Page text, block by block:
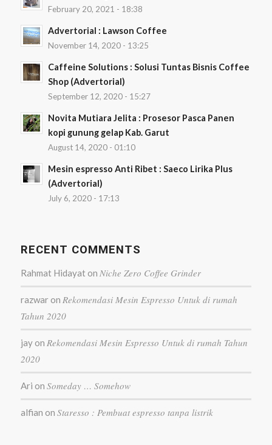
February 20, 2021 - 18:38
Advertorial : Lawson Coffee
November 14, 2020 - 13:25
Caffeine Solutions : Solusi Tuntas Bisnis Coffee
Shop (Advertorial)
September 12, 2020 - 15:27
Novita Mutiara Jelita : Prosesor Pasca Panen
kopi gunung gelap Kab. Garut
August 14, 2020 - 01:10
Mesin espresso Anti Ribet : Saeco Lirika Plus
(Advertorial)
July 6, 2020 - 17:13
RECENT COMMENTS
Rahmat Hidayaton Niche Zero Coffee Grinder
razwaron Rekomendasi Mesin Espresso Untuk di rumah
Tahun 2020
jayon Rekomendasi Mesin Espresso Untuk di rumah Tahun
2020
Ari on Someday … Somehow
alfian on Staresso : Pembuat espresso tanpa listrik